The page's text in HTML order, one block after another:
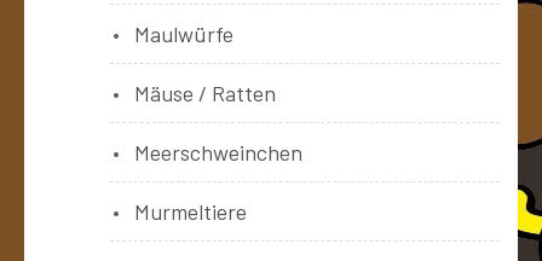
Maulwürfe
Mäuse / Ratten
Meerschweinchen
Murmeltiere